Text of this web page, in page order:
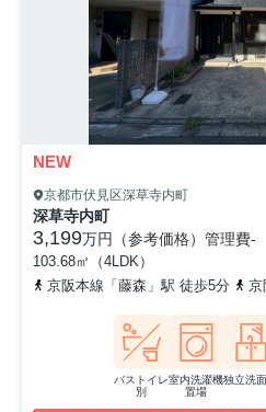
NEW
京都市伏見区深草寺内町
深草寺内町
3,199万円（参考価格） 管理費-
103.68㎡（4LDK）
京阪本線「藤森」駅 徒歩5分
京
バストイレ
別
室内洗濯機
置場
独立洗